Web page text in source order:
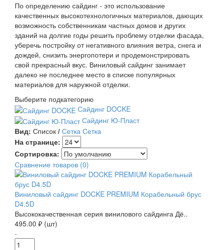
По определению сайдинг - это использование
качественных высокотехнологичных материалов, дающих
возможность собственникам частных домов и других
зданий на долгие годы решить проблему отделки фасада,
уберечь постройку от негативного влияния ветра, снега и
дождей, снизить энергопотери и продемонстрировать
свой прекрасный вкус. Виниловый сайдинг занимает
далеко не последнее место в списке популярных
материалов для наружной отделки.
Выберите подкатегорию
Сайдинг DOCKE
Сайдинг Ю-Пласт
Вид: Список / Сетка Сетка
На странице:
Сортировка:
Сравнение товаров (0)
Виниловый сайдинг DOCKE PREMIUM Корабельный брус
D4.5D
Высококачественная серия винилового сайдинга Дё..
495.00 ₽ (шт)
-